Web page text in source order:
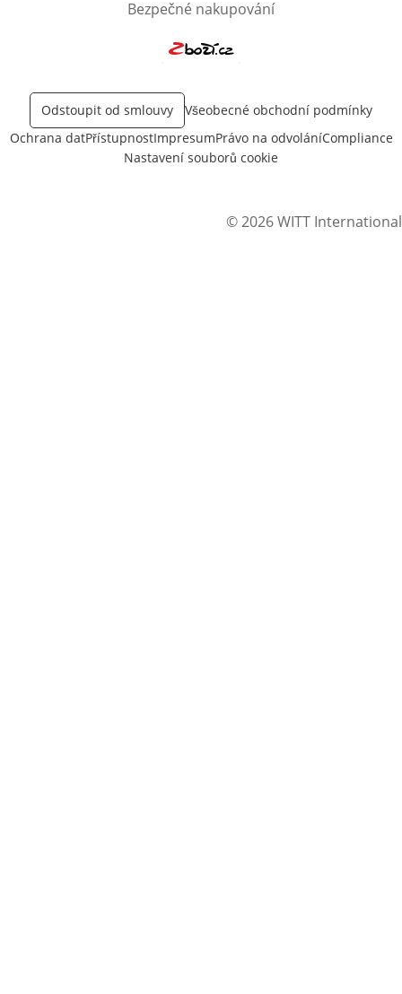
Bezpečné nakupování
Odstoupit od smlouvy
Všeobecné obchodní podmínky
Ochrana datPřístupnostImpresumPrávo na odvoláníCompliance
Nastavení souborů cookie
© 2026 WITT International